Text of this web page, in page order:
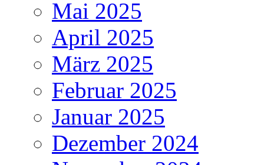
Mai 2025
April 2025
März 2025
Februar 2025
Januar 2025
Dezember 2024